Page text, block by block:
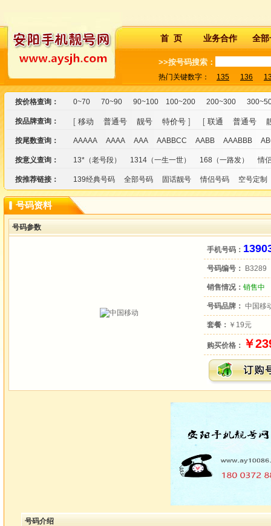
首 页 业务合作 全部
>>按号码搜索：
热门关键数字： 135 136
按价格查询： 0~70 70~90 90~100 100~200 200~300
按品牌查询： [ 移动 普通号 靓号 特价号 ] [ 联通 普通号
按尾数查询： AAAAA AAAA AAA AABBCC AABB AAABBB
按意义查询： 13*（老号段） 1314（一生一世） 168（一路发） 情
按推荐链接： 139经典号码 全部号码 固话靓号 情侣号码 空号定制
号码资料
号码参数
手机号码：
号码编号： B3289
销售情况： 销售中
号码品牌： 中国移
套餐： ￥19元
购买价格： ￥
号码介绍